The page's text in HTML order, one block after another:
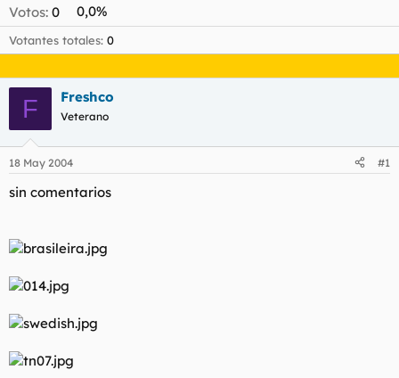
Votos: 0 0,0%
Votantes totales 0
F Freshco
Veterano
18 May 2004 #1
sin comentarios